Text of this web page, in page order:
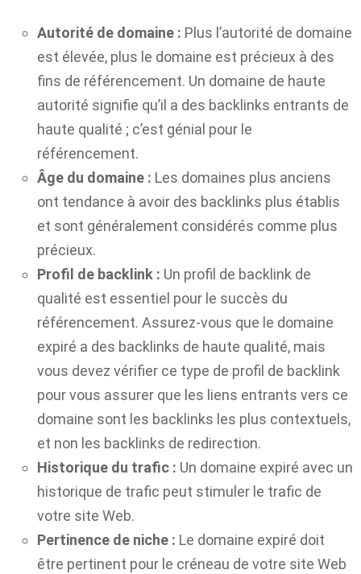
Autorité de domaine : Plus l’autorité de domaine
est élevée, plus le domaine est précieux à des
fins de référencement. Un domaine de haute
autorité signifie qu’il a des backlinks entrants de
haute qualité ; c’est génial pour le
référencement.
Âge du domaine : Les domaines plus anciens
ont tendance à avoir des backlinks plus établis
et sont généralement considérés comme plus
précieux.
Profil de backlink : Un profil de backlink de
qualité est essentiel pour le succès du
référencement. Assurez-vous que le domaine
expiré a des backlinks de haute qualité, mais
vous devez vérifier ce type de profil de backlink
pour vous assurer que les liens entrants vers ce
domaine sont les backlinks les plus contextuels,
et non les backlinks de redirection.
Historique du trafic : Un domaine expiré avec un
historique de trafic peut stimuler le trafic de
votre site Web.
Pertinence de niche : Le domaine expiré doit
être pertinent pour le créneau de votre site Web